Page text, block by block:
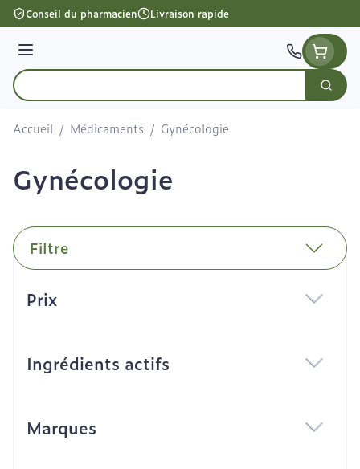
Aller au contenu
Conseil du pharmacien Livraison rapide
Menu
Rechercher
Accueil / Médicaments / Gynécologie
Gynécologie
Filtre
Prix
Ingrédients actifs
Marques